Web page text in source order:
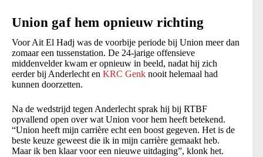
Union gaf hem opnieuw richting
Voor Ait El Hadj was de voorbije periode bij Union meer dan
zomaar een tussenstation. De 24-jarige offensieve
middenvelder kwam er opnieuw in beeld, nadat hij zich
eerder bij Anderlecht en KRC Genk nooit helemaal had
kunnen doorzetten.
Na de wedstrijd tegen Anderlecht sprak hij bij RTBF
opvallend open over wat Union voor hem heeft betekend.
“Union heeft mijn carrière echt een boost gegeven. Het is de
beste keuze geweest die ik in mijn carrière gemaakt heb.
Maar ik ben klaar voor een nieuwe uitdaging”, klonk het.